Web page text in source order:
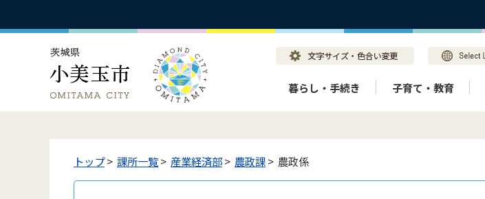
暮らし・手続き 子育て・教育
トップ> 課所一覧> 産業経済部> 農政課> 農政係